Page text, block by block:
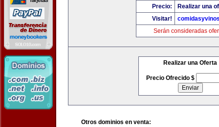
Precio:
Realizar una
Visitar!
Serán consideradas
Realizar una Oferta
Precio Ofrecido $
Otros dominios en venta: